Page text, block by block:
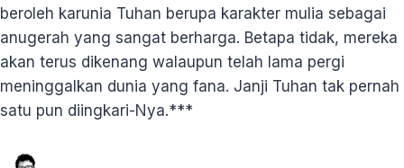
beroleh karunia Tuhan berupa karakter mulia sebagai
anugerah yang sangat berharga. Betapa tidak, mereka
akan terus dikenang walaupun telah lama pergi
meninggalkan dunia yang fana. Janji Tuhan tak pernah
satu pun diingkari-Nya.***